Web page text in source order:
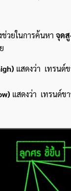
ช่วยในการค้นหา จุด
แสดงว่า เทรนด์
แสดงว่า เทรนด์ข